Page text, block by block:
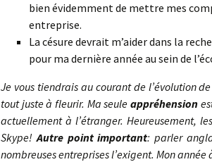
bien évidemment de mettre mes
entreprise.
La césure devrait m’aider dans la
pour ma dernière année au sein de
Je vous tiendrais au courant de l’évolution
tout juste à fleurir. Ma seuleappréhension
actuellement à l’étranger. Heureusement,
Skype!Autre point important: parler
nombreuses entreprises l’exigent. Mon